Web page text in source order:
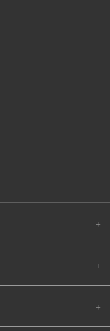
+
+
+